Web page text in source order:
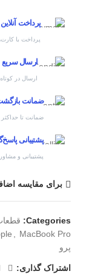
پرداخت
پرداخت با
ارسال سریع
ارسال در
ضمانت
ضمانت تا حداکثر ۷ روز
پشتیبانی
پشتیبانی و
برای مقایسه
Categories:
MacBook Pro
پرو
اشتراک گذاری: